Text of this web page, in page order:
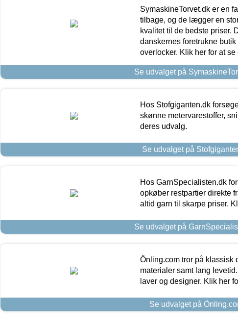
SymaskineTorvet.dk er en
tilbage, og de lægger en
kvalitet til de bedste priser.
danskernes foretrukne
overlocker. Klik her for at se
Se udvalget på
Hos Stofgiganten.dk
skønne metervarestoffer,
deres udvalg.
Se udvalget på
Hos GarnSpecialisten.dk
opkøber restpartier direkte
altid garn til skarpe priser.
Se udvalget på
Önling.com tror på
materialer samt lang
laver og designer. Klik her
Se udvalget på